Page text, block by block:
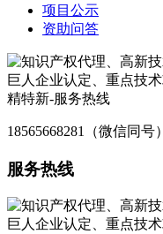
项目公示
资助问答
18565668281（微信同号）
服务热线